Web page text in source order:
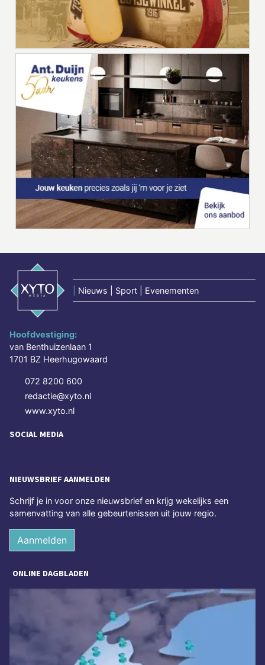
Nieuws | Sport | Evenementen
Hoofdvestiging:
van Benthuizenlaan 1
1701 BZ Heerhugowaard
072 8200 600
redactie@xyto.nl
www.xyto.nl
SOCIAL MEDIA
NIEUWSBRIEF AANMELDEN
Schrijf je in voor onze nieuwsbrief en krijg wekelijks een
samenvatting van alle gebeurtenissen uit jouw regio.
Aanmelden
ONLINE DAGBLADEN